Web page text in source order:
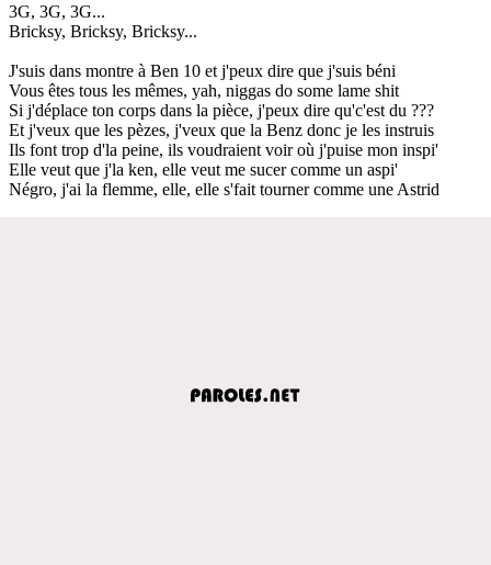
3G, 3G, 3G...
Bricksy, Bricksy, Bricksy...
J'suis dans montre à Ben 10 et j'peux dire que j'suis béni
Vous êtes tous les mêmes, yah, niggas do some lame shit
Si j'déplace ton corps dans la pièce, j'peux dire qu'c'est du ???
Et j'veux que les pèzes, j'veux que la Benz donc je les instruis
Ils font trop d'la peine, ils voudraient voir où j'puise mon inspi'
Elle veut que j'la ken, elle veut me sucer comme un aspi'
Négro, j'ai la flemme, elle, elle s'fait tourner comme une Astrid